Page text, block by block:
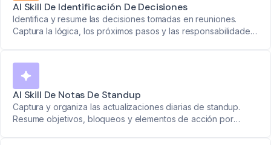
AI Skill De Identificación De Decisiones
Identifica y resume las decisiones tomadas en reuniones.
Captura la lógica, los próximos pasos y las responsabilidades
AI Skill De Notas De Standup
Captura y organiza las actualizaciones diarias de standup.
Resume objetivos, bloqueos y elementos de acción por